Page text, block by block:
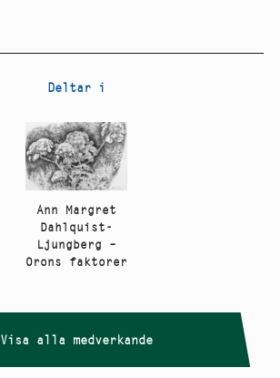
Deltar i
Ann Margret
Dahlquist-
Ljungberg –
Orons faktorer
Visa alla medverkande